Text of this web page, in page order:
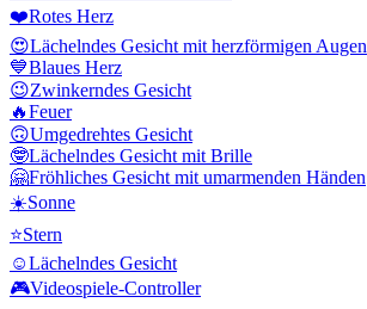
❤️Rotes Herz
😍Lächelndes Gesicht mit herzförmigen Augen
💙Blaues Herz
😉Zwinkerndes Gesicht
🔥Feuer
🙃Umgedrehtes Gesicht
🤓Lächelndes Gesicht mit Brille
🤗Fröhliches Gesicht mit umarmenden Händen
☀️Sonne
⭐Stern
☺️Lächelndes Gesicht
🎮Videospiele-Controller